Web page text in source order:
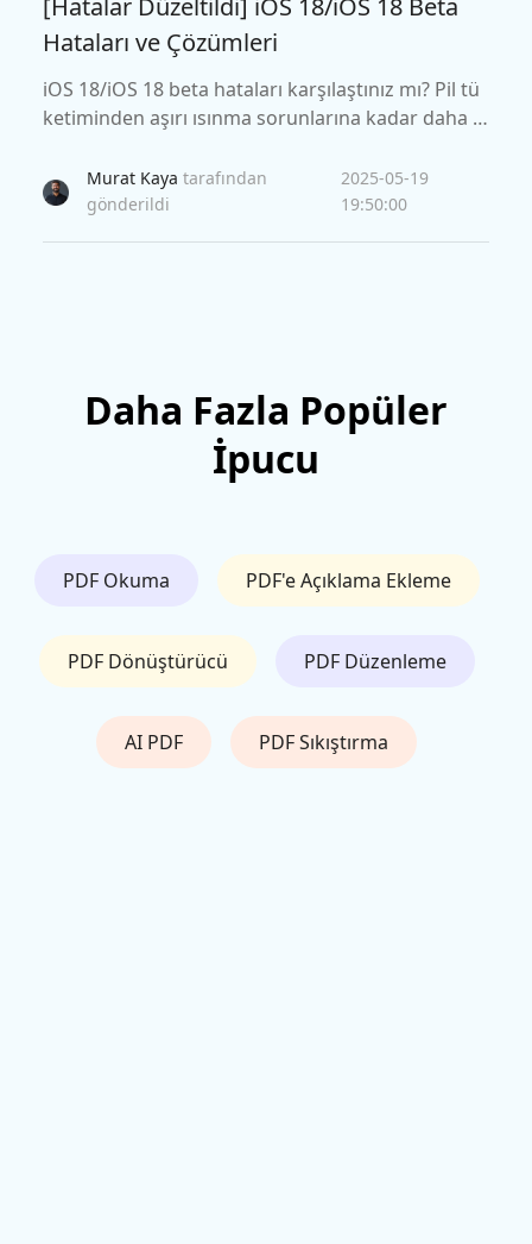
[Hatalar Düzeltildi] iOS 18/iOS 18 Beta
Hataları ve Çözümleri
iOS 18/iOS 18 beta hataları karşılaştınız mı? Pil tü
ketiminden aşırı ısınma sorunlarına kadar daha s
tek tıklamayla düzeltme için Tenorshare reiboot'u
kullanın.
Murat Kaya tarafından
gönderildi
2025-05-19
19:50:00
Daha Fazla Popüler
İpucu
PDF Okuma PDF'e Açıklama Ekleme
PDF Dönüştürücü PDF Düzenleme
AI PDF PDF Sıkıştırma